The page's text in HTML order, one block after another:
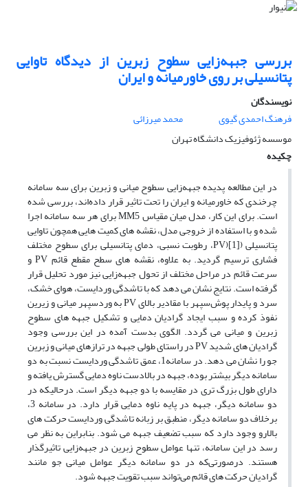
بررسی جبهه‌زایی سطوح زبرین از دیدگاه تاوایی
پتانسیلی بر روی خاورمیانه و ایران
نویسندگان
فرهنگ احمدی گیوی
محمد میرزائی
موسسه ژئوفیزیک دانشگاه تهران
چکیده
در این مطالعه پدیده جبهه‌زایی سطوح میانی و زبرین برای سه سامانه
چرخندی که خاورمیانه و ایران را تحت تاثیر قرار داده‌اند، بررسی شده
است. برای این کار، مدل میان مقیاس MM5 برای هر سه سامانه اجرا
شده و با استفاده از خروجی مدل، نقشه های کمیت هایی همچون تاوایی
پتانسیلی ([1](PV، رطوبت نسبی، دمای پتانسیلی برای سطوح مختلف
فشاری ترسیم گردید. به علاوه، نقشه های سطح مقطع قائم PV و
سرعت قائم در مراحل مختلف از تحول جبهه‌زایی نیز مورد تحلیل قرار
گرفته است. نتایج نشان می دهد که با تاشدگی وردایست، هوای خشک،
سرد و پایدار پوش‌سپهر با مقادیر بالای PV به وردسپهر میانی و زیرین
نفوذ کرده و سبب ایجاد گرادیان دمایی و تشکیل جبهه های سطوح
زبرین و میانی می گردد. الگوی بدست آمده در این بررسی وجود
گرادیان های شدید PV در راستای طولی جبهه در ترازهای میانی و زبرین
جو را نشان می دهد. در سامانه1، عمق تاشدگی وردایست نسبت به دو
سامانه دیگر بیشتر بوده، جبهه در بالادست ناوه دمایی گسترش یافته و
دارای طول بزرگ تری در مقایسه با دو جبهه دیگر است. درحالیکه در
دو سامانه دیگر، جبهه در پایه ناوه دمایی قرار دارد. در سامانه 3،
برخلاف دو سامانه دیگر، منطبق بر زبانه تاشدگی وردایست حرکت های
بالارو‌ وجود دارد که سبب تضعیف جبهه می شود. بنابراین به نظر می
رسد در این سامانه، تنها عوامل سطوح زبرین در جبهه‌زایی تاثیرگذار
هستند. درصورتی‌که در دو سامانه دیگر عوامل میانی جو مانند
گرادیان حرکت های قائم می‌تواند سبب تقویت جبهه شود.